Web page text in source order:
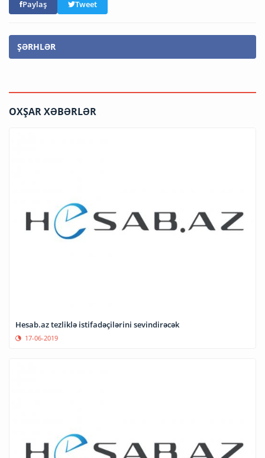
Paylaş Tweet
ŞƏRHLƏR
OXŞAR XƏBƏRLƏR
Hesab.az tezliklə istifadəçilərini sevindirəcək
17-06-2019